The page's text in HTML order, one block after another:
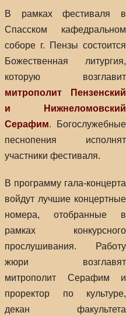
В рамках фестиваля в
Спасском кафедральном
соборе г. Пензы состоится
Божественная литургия,
которую возглавит
митрополит Пензенский
и Нижнеломовский
Серафим. Богослужебные
песнопения исполнят
участники фестиваля.
В программу гала-концерта
войдут лучшие концертные
номера, отобранные в
рамках конкурсного
прослушивания. Работу
жюри возглавят
митрополит Серафим и
проректор по культуре,
декан факультета